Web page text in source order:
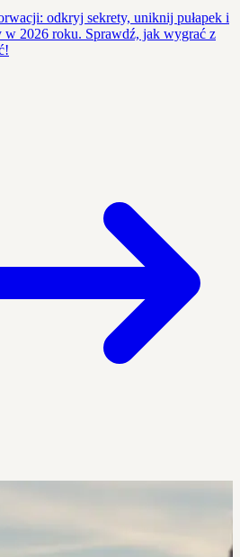
odkryj sekrety, uniknij pułapek i
w 2026 roku. Sprawdź, jak wygrać z